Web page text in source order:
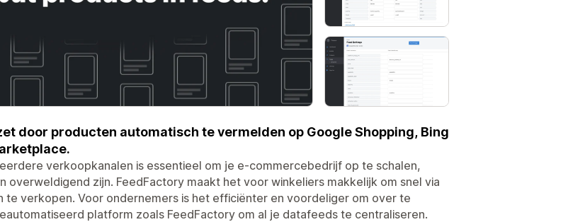
door producten automatisch te vermelden op Google Shopping, Bing
verkoopkanalen is essentieel om je e-commercebedrijf op te schalen,
overweldigend zijn. FeedFactory maakt het voor winkeliers makkelijk om snel via
te verkopen. Voor ondernemers is het efficiënter en voordeliger om over te
platform zoals FeedFactory om al je datafeeds te centraliseren.